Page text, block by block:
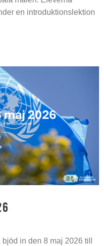
en introduktionslektion
in den 8 maj 2026 till